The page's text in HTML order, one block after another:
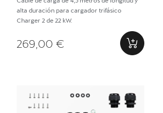
alta duración para cargador trifásico
Charger 2 de 22 kW.
269,00 €